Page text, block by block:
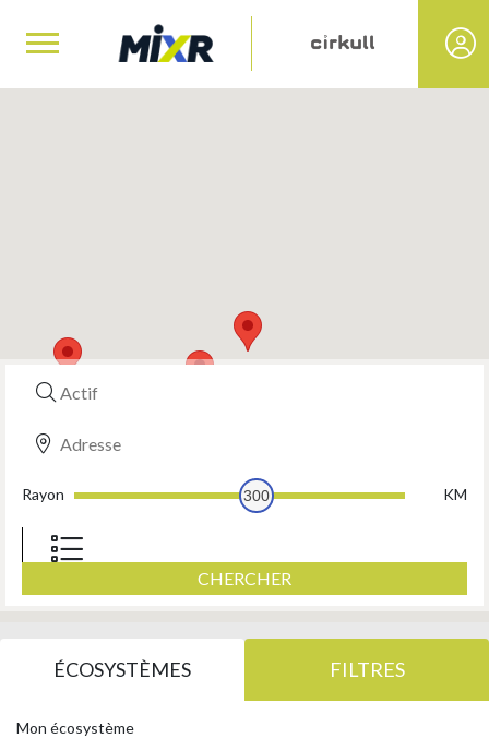
Rayon 300 KM
CHERCHER
ÉCOSYSTÈMES FILTRES
Mon écosystème